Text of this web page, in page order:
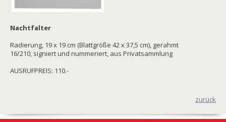
Nachtfalter
Radierung, 19 x 19 cm (Blattgröße 42 x 37,5 cm), gerahmt
16/210, signiert und nummeriert, aus Privatsammlung
AUSRUFPREIS: 110.-
zurück